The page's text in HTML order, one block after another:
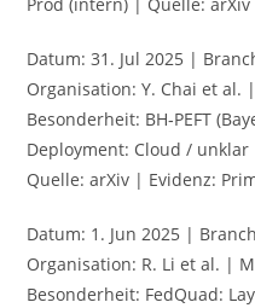
Datum: 31. Jul 2025 |
Organisation: Y. Chai et al.
Besonderheit: BH‑PEFT
Deployment: Cloud /
Quelle: arXiv | Evidenz:
Datum: 1. Jun 2025 |
Organisation: R. Li et al. |
Besonderheit: FedQuad: